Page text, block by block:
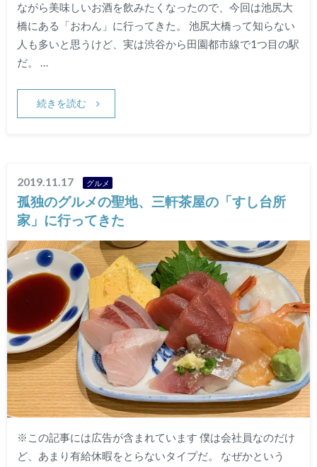
ながら美味しいお酒を飲みたくなったので、今回は池尻大
橋にある「おわん」に行ってきた。 池尻大橋って知らない
人も多いと思うけど、実は渋谷から田園都市線で1つ目の駅
だ。 …
続きを読む
2019.11.17 グルメ
孤独のグルメの聖地、三軒茶屋の「すし台所
家」に行ってきた
※この記事には広告が含まれています 僕は会社員なのだけ
ど、あまり有給休暇をとらないタイプだ。 なぜかという